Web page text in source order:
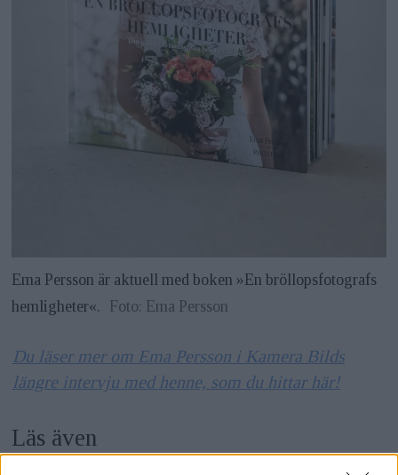
Ema Persson är aktuell med boken »En bröllopsfotografs
hemligheter«.
Foto: Ema Persson
Du läser mer om Ema Persson i Kamera Bilds
längre intervju med henne, som du hittar här!
Läs även